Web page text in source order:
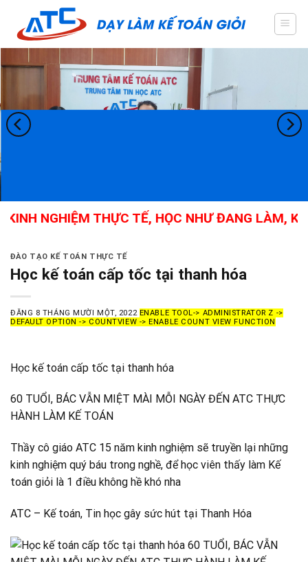
content
NGHIỆM THỰC TẾ, HỌC NHƯ ĐANG LÀM, KẾ
ĐÀO TẠO KẾ TOÁN THỰC TẾ
Học kế toán cấp tốc tại thanh hóa
ĐĂNG 8 THÁNG MƯỜI MỘT, 2022 ENABLE TOOL-> ADMINISTRATOR Z ->
DEFAULT OPTION -> COUNTVIEW -> ENABLE COUNT VIEW FUNCTION
Học kế toán cấp tốc tại thanh hóa
60 TUỔI, BÁC VẪN MIỆT MÀI MỖI NGÀY ĐẾN ATC THỰC
HÀNH LÀM KẾ TOÁN
Thầy cô giáo ATC 15 năm kinh nghiệm sẽ truyền lại những
kinh nghiệm quý báu trong nghề, để học viên thấy làm Kế
toán giỏi là 1 điều không hề khó nha
ATC – Kế toán, Tin học gây sức hút tại Thanh Hóa